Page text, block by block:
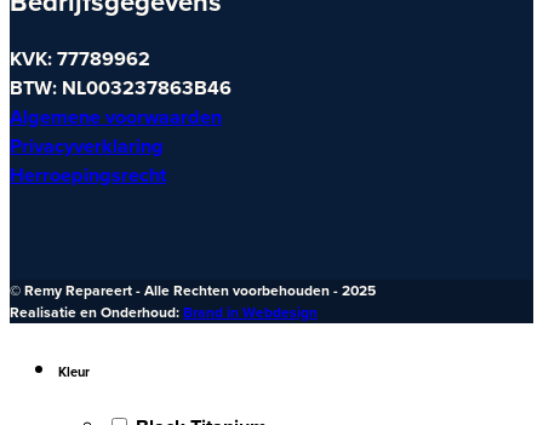
KVK: 77789962
BTW: NL003237863B46
Algemene voorwaarden
Privacyverklaring
Herroepingsrecht
© Remy Repareert - Alle Rechten voorbehouden - 2025
Realisatie en Onderhoud:Brand in Webdesign
Kleur